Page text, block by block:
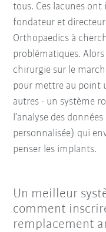
tous. Ces lacunes
fondateur et
Orthopaedics à
problématiques. Alors
chirurgie sur le
pour mettre au point
autres - un système
l’analyse des
personnalisée) qui
penser les implants.
Un meilleur
comment
remplacement